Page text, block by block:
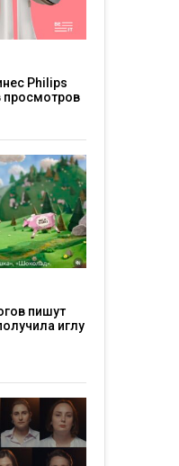
Philips
просмотров
пишут
иглу